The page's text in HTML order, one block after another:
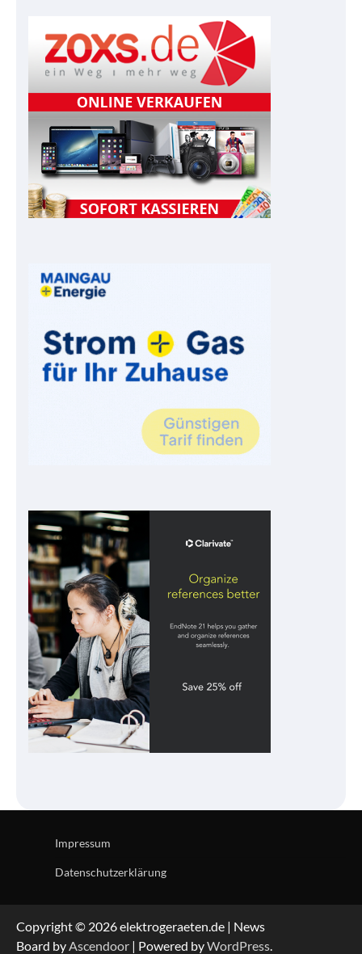
Impressum
Datenschutzerklärung
Copyright © 2026 elektrogeraeten.de | News
Board by Ascendoor | Powered byWordPress